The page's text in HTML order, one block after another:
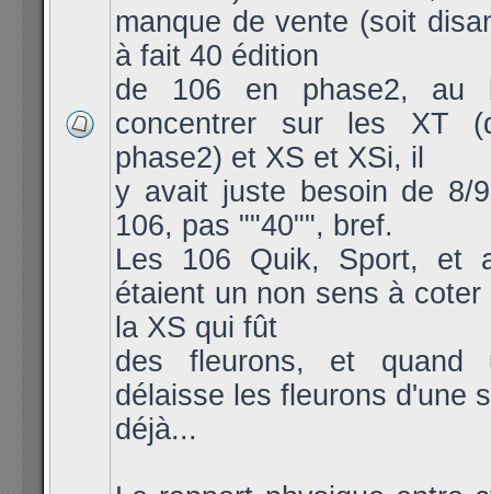
manque de vente (soit
à fait 40 édition
de 106 en phase2, au
concentrer sur les XT
phase2) et XS et XSi, il
y avait juste besoin de 8/
106, pas ""40"", bref.
Les 106 Quik, Sport, et
étaient un non sens à
la XS qui fût
des fleurons, et quand
délaisse les fleurons d'une
déjà...